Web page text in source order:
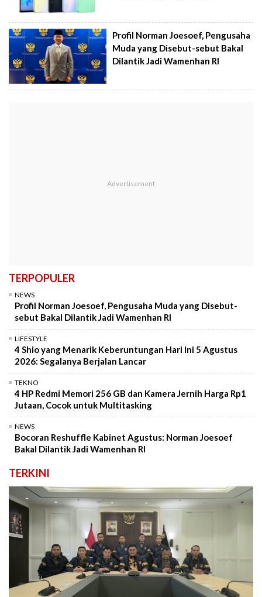
Profil Norman Joesoef, Pengusaha
Muda yang Disebut-sebut Bakal
Dilantik Jadi Wamenhan RI
TERPOPULER
NEWS
Profil Norman Joesoef, Pengusaha Muda yang Disebut-
sebut Bakal Dilantik Jadi Wamenhan RI
LIFESTYLE
4 Shio yang Menarik Keberuntungan Hari Ini 5 Agustus
2026: Segalanya Berjalan Lancar
TEKNO
4 HP Redmi Memori 256 GB dan Kamera Jernih Harga Rp1
Jutaan, Cocok untuk Multitasking
NEWS
Bocoran Reshuffle Kabinet Agustus: Norman Joesoef
Bakal Dilantik Jadi Wamenhan RI
TERKINI